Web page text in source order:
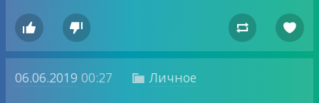
   
06.06.2019 00:27  Личное